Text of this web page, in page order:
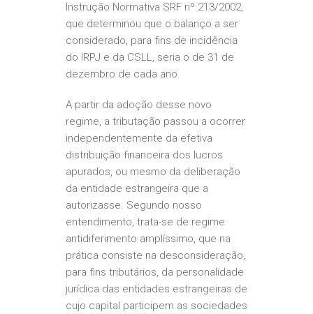
Instrução Normativa SRF nº 213/2002,
que determinou que o balanço a ser
considerado, para fins de incidência
do IRPJ e da CSLL, seria o de 31 de
dezembro de cada ano.
A partir da adoção desse novo
regime, a tributação passou a ocorrer
independentemente da efetiva
distribuição financeira dos lucros
apurados, ou mesmo da deliberação
da entidade estrangeira que a
autorizasse. Segundo nosso
entendimento, trata-se de regime
antidiferimento amplíssimo, que na
prática consiste na desconsideração,
para fins tributários, da personalidade
jurídica das entidades estrangeiras de
cujo capital participem as sociedades